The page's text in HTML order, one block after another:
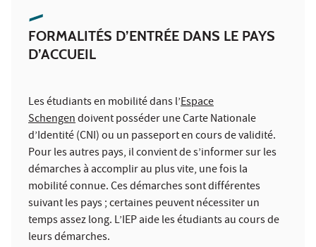
FORMALITÉS D’ENTRÉE DANS LE PAYS
D’ACCUEIL
Les étudiants en mobilité dans l’Espace
Schengendoivent posséder une Carte Nationale
d’Identité (CNI) ou un passeport en cours de validité.
Pour les autres pays, il convient de s’informer sur les
démarches à accomplir au plus vite, une fois la
mobilité connue. Ces démarches sont différentes
suivant les pays ; certaines peuvent nécessiter un
temps assez long. L’IEP aide les étudiants au cours de
leurs démarches.